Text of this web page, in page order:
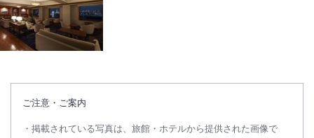
ご注意・ご案内
掲載されている写真は、旅館・ホテルから提供された画像で